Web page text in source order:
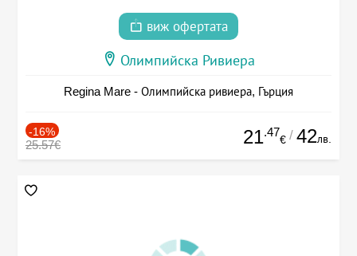
виж офертата
Олимпийска Ривиера
Regina Mare - Олимпийска ривиера, Гърция
-16%
25.57€ 21.47
€ / 42лв.